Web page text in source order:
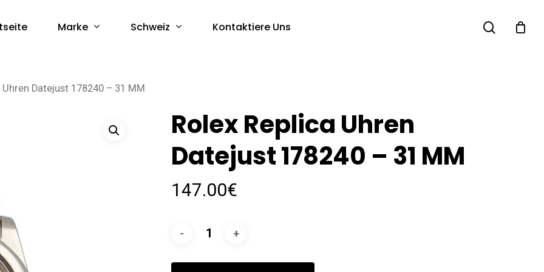
Marke Schweiz Kontaktiere Uns search
Uhren Datejust 178240 – 31 MM
Rolex Replica Uhren
Datejust 178240 – 31 MM
147.00€